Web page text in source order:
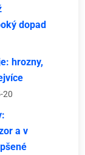
dopad
hrozny,
20
a v